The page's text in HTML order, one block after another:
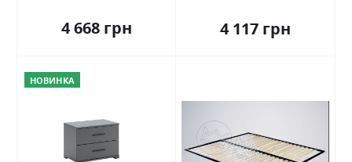
4 668 грн 4 117 грн
НОВИНКА